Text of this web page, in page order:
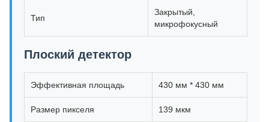
Тип
Закрытый,
микрофокусный
Плоский детектор
Эффективная площадь 430 мм * 430 мм
Размер пикселя 139 мкм